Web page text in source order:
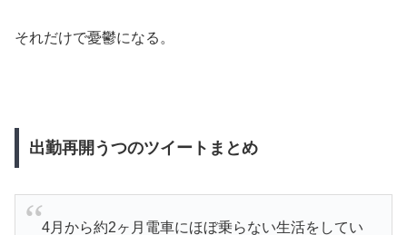
それだけで憂鬱になる。
出勤再開うつのツイートまとめ
4月から約2ヶ月電車にほぼ乗らない生活をしてい